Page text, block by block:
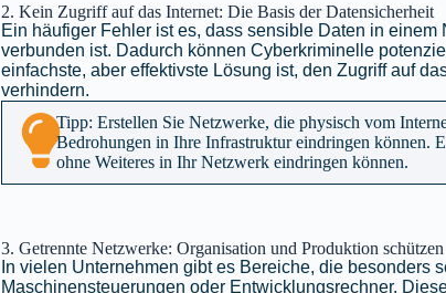
2. Kein Zugriff auf das Internet: Die Basis der Datensicherheit
Ein häufiger Fehler ist es, dass sensible Daten in
verbunden ist. Dadurch können Cyberkriminelle
einfachste, aber effektivste Lösung ist, den Zugriff auf
verhindern.
Tipp: Erstellen Sie Netzwerke, die physisch vom
Bedrohungen in Ihre Infrastruktur eindringen können.
ohne Weiteres in Ihr Netzwerk eindringen können.
3. Getrennte Netzwerke: Organisation und Produktion schützen
In vielen Unternehmen gibt es Bereiche, die besonders
Maschinensteuerungen oder Entwicklungsrechner.